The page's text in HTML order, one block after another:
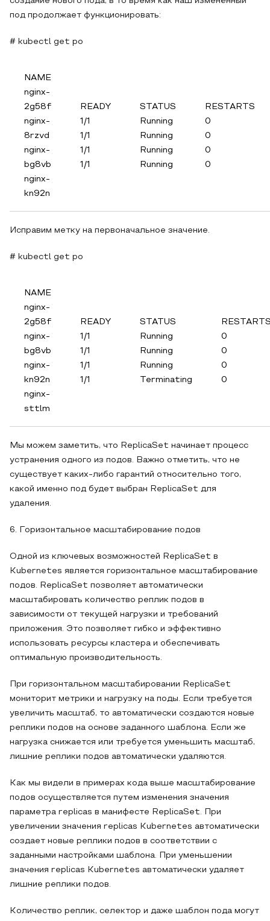
под продолжает функционировать:
# kubectl get po
NAME
nginx-
2g58f
nginx-
8rzvd
nginx-
bg8vb
nginx-
kn92n
READY
1/1
1/1
1/1
1/1
STATUS
Running
Running
Running
Running
RESTARTS
0
0
0
0
Исправим метку на первоначальное значение.
# kubectl get po
NAME
nginx-
2g58f
nginx-
bg8vb
nginx-
kn92n
nginx-
sttlm
READY
1/1
1/1
1/1
1/1
STATUS
Running
Running
Running
Terminating
0
0
0
0
Мы можем заметить, что ReplicaSet начинает процесс
устранения одного из подов. Важно отметить, что не
существует каких-либо гарантий относительно того,
какой именно под будет выбран ReplicaSet для
удаления.
6. Горизонтальное масштабирование подов
Одной из ключевых возможностей ReplicaSet в
Kubernetes является горизонтальное масштабирование
подов. ReplicaSet позволяет автоматически
масштабировать количество реплик подов в
зависимости от текущей нагрузки и требований
приложения. Это позволяет гибко и эффективно
использовать ресурсы кластера и обеспечивать
оптимальную производительность.
При горизонтальном масштабировании ReplicaSet
мониторит метрики и нагрузку на поды. Если требуется
увеличить масштаб, то автоматически создаются новые
реплики подов на основе заданного шаблона. Если же
нагрузка снижается или требуется уменьшить масштаб,
лишние реплики подов автоматически удаляются.
Как мы видели в примерах кода выше масштабирование
подов осуществляется путем изменения значения
параметра replicas в манифесте ReplicaSet. При
увеличении значения replicas Kubernetes автоматически
создает новые реплики подов в соответствии с
заданными настройками шаблона. При уменьшении
значения replicas Kubernetes автоматически удаляет
лишние реплики подов.
Количество реплик, селектор и даже шаблон пода могут